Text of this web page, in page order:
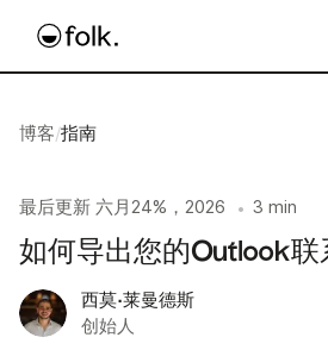
博客/指南
最后更新 六月24%，2026 • 3 min
如何导出您的Outlook联
西莫·莱曼德斯
创始人